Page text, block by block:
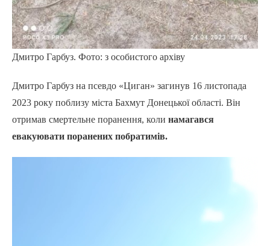
Дмитро Гарбуз. Фото: з особистого архіву
Дмитро Гарбуз на псевдо «Циган» загинув 16 листопада
2023 року поблизу міста Бахмут Донецької області. Він
отримав смертельне поранення, коли намагався
евакуювати поранених побратимів.